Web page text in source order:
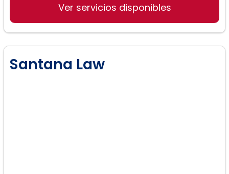
Custodia de Hijos
Manutención de Hijos
Distribución Equitativa
Reubicación
Ver servicios disponibles
Santana Law